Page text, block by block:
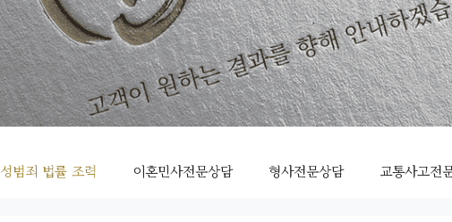
성범죄 법률 조력 이혼민사전문상담 형사전문상담 교통사고전